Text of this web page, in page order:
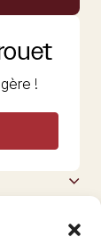
!